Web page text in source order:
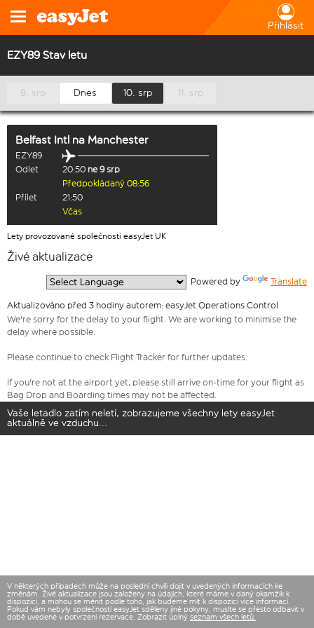
Přihlásit
EZY89 Stav letu
8. srp Dnes 10. srp 11. srp
Belfast Intl na Manchester
EZY89
Odlet
20:50 ne 9 srp
Předpokládaný 08:56
Přílet
21:50
Včas
Lety provozované společností easyJet UK
Živé aktualizace
Powered by Translate
Aktualizováno před 3 hodiny autorem: easyJet Operations Control
We're sorry for the delay to your flight. We are working to minimise the
delay where possible.
Please continue to check Flight Tracker for further updates.
If you're not at the airport yet, please still arrive on-time for your flight as
Bag Drop and Boarding times may not be affected.
Vaše letadlo zatím neletí, zobrazujeme všechny lety easyJet
aktuálně ve vzduchu...
V některých případech může na poslední chvíli dojít v uvedených informacích ke
změnám. Živé aktualizace jsou založeny na údajích, které máme v daný okamžik k
dispozici, a mohou se měnit podle toho, jak budeme mít k dispozici více informací.
Pokud vám nebyly společností easyJet sděleny jiné pokyny, musíte se přesto odbavit v
době uvedené v potvrzení rezervace. Zobrazit úplný seznam všech letů.